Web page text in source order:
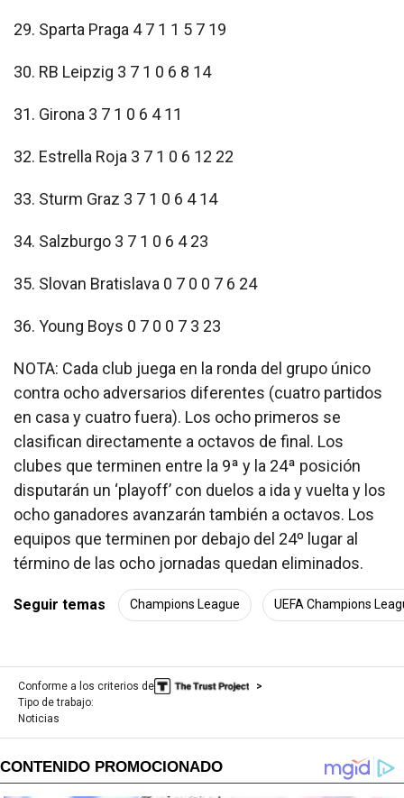
29. Sparta Praga 4 7 1 1 5 7 19
30. RB Leipzig 3 7 1 0 6 8 14
31. Girona 3 7 1 0 6 4 11
32. Estrella Roja 3 7 1 0 6 12 22
33. Sturm Graz 3 7 1 0 6 4 14
34. Salzburgo 3 7 1 0 6 4 23
35. Slovan Bratislava 0 7 0 0 7 6 24
36. Young Boys 0 7 0 0 7 3 23
NOTA: Cada club juega en la ronda del grupo único
contra ocho adversarios diferentes (cuatro partidos
en casa y cuatro fuera). Los ocho primeros se
clasifican directamente a octavos de final. Los
clubes que terminen entre la 9ª y la 24ª posición
disputarán un ‘playoff’ con duelos a ida y vuelta y los
ocho ganadores avanzarán también a octavos. Los
equipos que terminen por debajo del 24º lugar al
término de las ocho jornadas quedan eliminados.
Seguir temas Champions League UEFA Champions
Conforme a los criterios de
Tipo de trabajo:
Noticias